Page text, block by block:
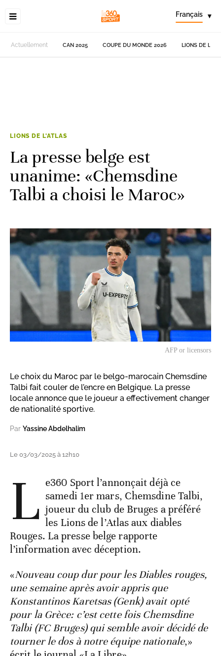
Français ▾
Actuellement CAN 2025 COUPE DU MONDE 2026 LIONS DE
LIONS DE L'ATLAS
La presse belge est
unanime: «Chemsdine
Talbi a choisi le Maroc»
AFP or licensors
Le choix du Maroc par le belgo-marocain Chemsdine
Talbi fait couler de l’encre en Belgique. La presse
locale annonce que le joueur a effectivement changer
de nationalité sportive.
Par Yassine Abdelhalim
Le 03/03/2025 à 12h10
L e360 Sport l’annonçait déjà ce
samedi 1er mars, Chemsdine Talbi,
joueur du club de Bruges a préféré
les Lions de l’Atlas aux diables
Rouges. La presse belge rapporte
l’information avec déception.
«Nouveau coup dur pour les Diables rouges,
une semaine après avoir appris que
Konstantinos Karetsas (Genk) avait opté
pour la Grèce: c’est cette fois Chemsdine
Talbi (FC Bruges) qui semble avoir décidé de
tourner le dos à notre équipe nationale,»